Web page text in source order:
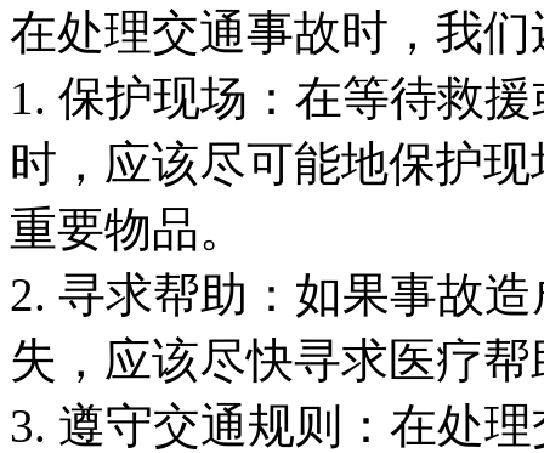
在处理交通事故时，我
1. 保护现场：在等待救
时，应该尽可能地保护
重要物品。
2. 寻求帮助：如果事故
失，应该尽快寻求医疗
3. 遵守交通规则：在处